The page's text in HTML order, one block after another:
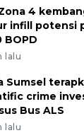
4
infill potensi
BOPD
lalu
Sumsel
crime
Bus ALS
lalu